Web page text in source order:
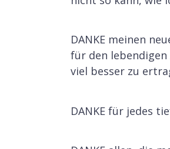
DANKE meinen
für den lebendigen
viel besser zu
DANKE für jedes